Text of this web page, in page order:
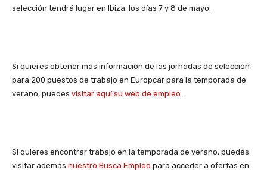
selección tendrá lugar en Ibiza, los días 7 y 8 de mayo.
Si quieres obtener más información de las jornadas de selección
para 200 puestos de trabajo en Europcar para la temporada de
verano, puedes visitar aquí su web de empleo.
Si quieres encontrar trabajo en la temporada de verano, puedes
visitar además nuestro Busca Empleo para acceder a ofertas en